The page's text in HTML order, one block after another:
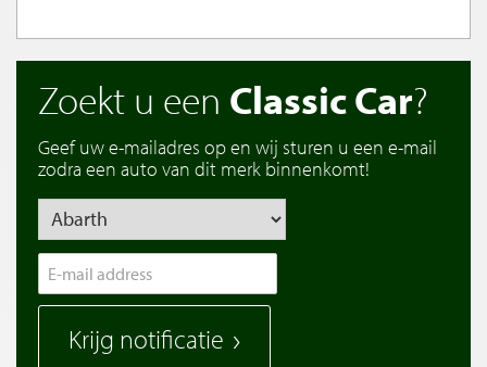
Zoekt u een Classic Car?
Geef uw e-mailadres op en wij sturen u een e-mail
zodra een auto van dit merk binnenkomt!
Krijg notificatie